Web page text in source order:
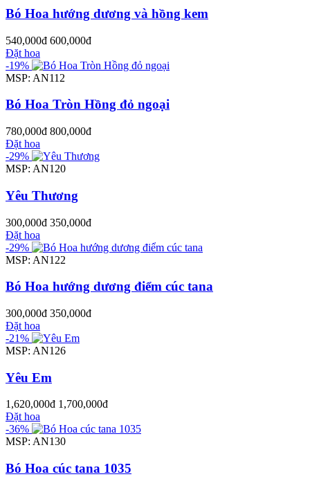
Bó Hoa hướng dương và hồng kem
540,000đ 600,000đ
Đặt hoa
-19%
MSP: AN112
Bó Hoa Tròn Hồng đỏ ngoại
780,000đ 800,000đ
Đặt hoa
-29%
MSP: AN120
Yêu Thương
300,000đ 350,000đ
Đặt hoa
-29%
MSP: AN122
Bó Hoa hướng dương điểm cúc tana
300,000đ 350,000đ
Đặt hoa
-21%
MSP: AN126
Yêu Em
1,620,000đ 1,700,000đ
Đặt hoa
-36%
MSP: AN130
Bó Hoa cúc tana 1035